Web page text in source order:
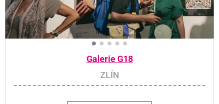
Galerie G18
ZLÍN